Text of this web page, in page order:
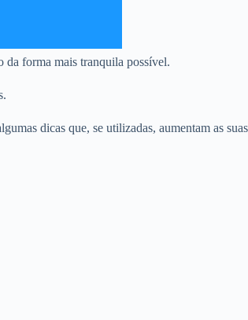
da forma mais tranquila possível.
dicas que, se utilizadas, aumentam as suas